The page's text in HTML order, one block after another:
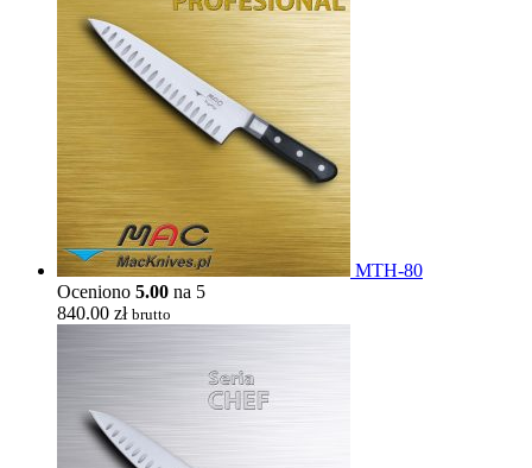
MTH-80
Oceniono 5.00 na 5
840.00 zł brutto